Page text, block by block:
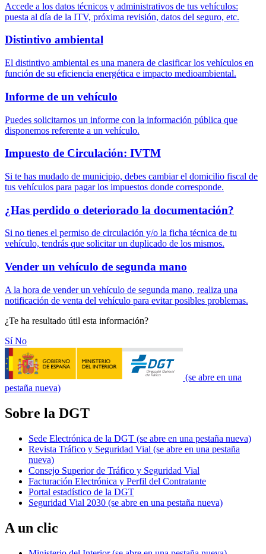
Accede a los datos técnicos y administrativos de tus vehículos:
puesta al día de la ITV, próxima revisión, datos del seguro, etc.
Distintivo ambiental
El distintivo ambiental es una manera de clasificar los vehículos en
función de su eficiencia energética e impacto medioambiental.
Informe de un vehículo
Puedes solicitarnos un informe con la información pública que
disponemos referente a un vehículo.
Impuesto de Circulación: IVTM
Si te has mudado de municipio, debes cambiar el domicilio fiscal de
tus vehículos para pagar los impuestos donde corresponde.
¿Has perdido o deteriorado la documentación?
Si no tienes el permiso de circulación y/o la ficha técnica de tu
vehículo, tendrás que solicitar un duplicado de los mismos.
Vender un vehículo de segunda mano
A la hora de vender un vehículo de segunda mano, realiza una
notificación de venta del vehículo para evitar posibles problemas.
¿Te ha resultado útil esta información?
SíNo
(se abre en una
pestaña nueva)
Sobre la DGT
Sede Electrónica de la DGT (se abre en una pestaña nueva)
Revista Tráfico y Seguridad Vial (se abre en una pestaña
nueva)
Consejo Superior de Tráfico y Seguridad Vial
Facturación Electrónica y Perfil del Contratante
Portal estadístico de la DGT
Seguridad Vial 2030 (se abre en una pestaña nueva)
A un clic